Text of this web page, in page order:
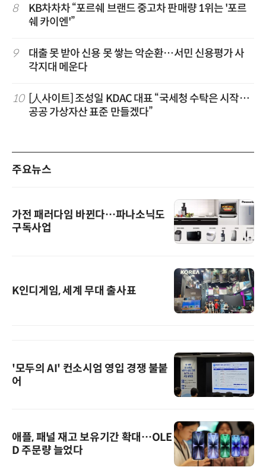
8
KB차차차 “포르쉐 브랜드 중고차 판매량 1위는 '포르
쉐 카이엔'”
9
대출 못 받아 신용 못 쌓는 악순환…서민 신용평가 사
각지대 메운다
10 [人사이트] 조성일 KDAC 대표 “국세청 수탁은 시작…
공공 가상자산 표준 만들겠다”
주요뉴스
가전 패러다임 바뀐다…파나소닉도
구독사업
K인디게임, 세계 무대 출사표
'모두의 AI' 컨소시엄 영입 경쟁 불붙
어
애플, 패널 재고 보유기간 확대…OLE
D 주문량 늘었다